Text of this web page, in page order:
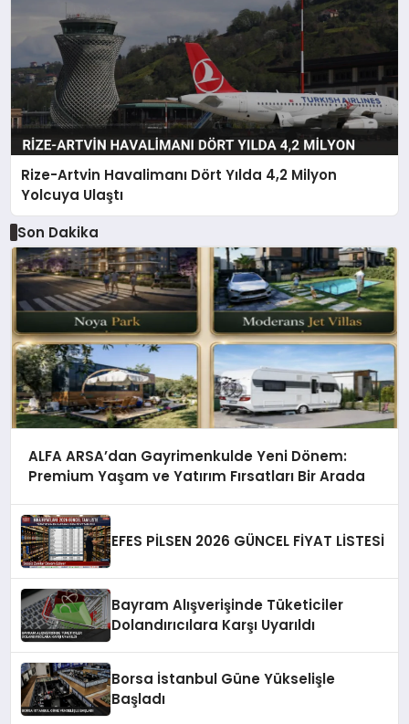
Rize-Artvin Havalimanı Dört Yılda 4,2 Milyon
Yolcuya Ulaştı
Son Dakika
ALFA ARSA’dan Gayrimenkulde Yeni Dönem:
Premium Yaşam ve Yatırım Fırsatları Bir Arada
EFES PİLSEN 2026 GÜNCEL FİYAT LİSTESİ
Bayram Alışverişinde Tüketiciler
Dolandırıcılara Karşı Uyarıldı
Borsa İstanbul Güne Yükselişle
Başladı